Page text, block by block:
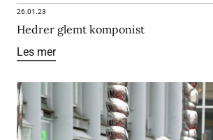
26.01.23
Hedrer glemt komponist
Les mer